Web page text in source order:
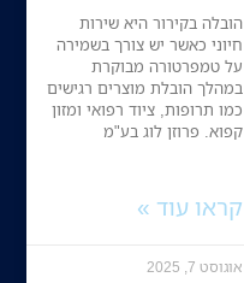
הובלה בקירור היא שירות
חיוני כאשר יש צורך בשמירה
על טמפרטורה מבוקרת
במהלך הובלת מוצרים רגישים
כמו תרופות, ציוד רפואי ומזון
קפוא. פרוזן לוג בע"מ
קראו עוד »
אוגוסט 7, 2025